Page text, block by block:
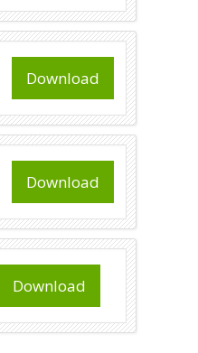
Download
Download
Download